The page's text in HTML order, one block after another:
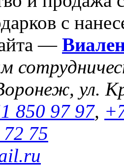
с
—
ул.
850 97 97,
75